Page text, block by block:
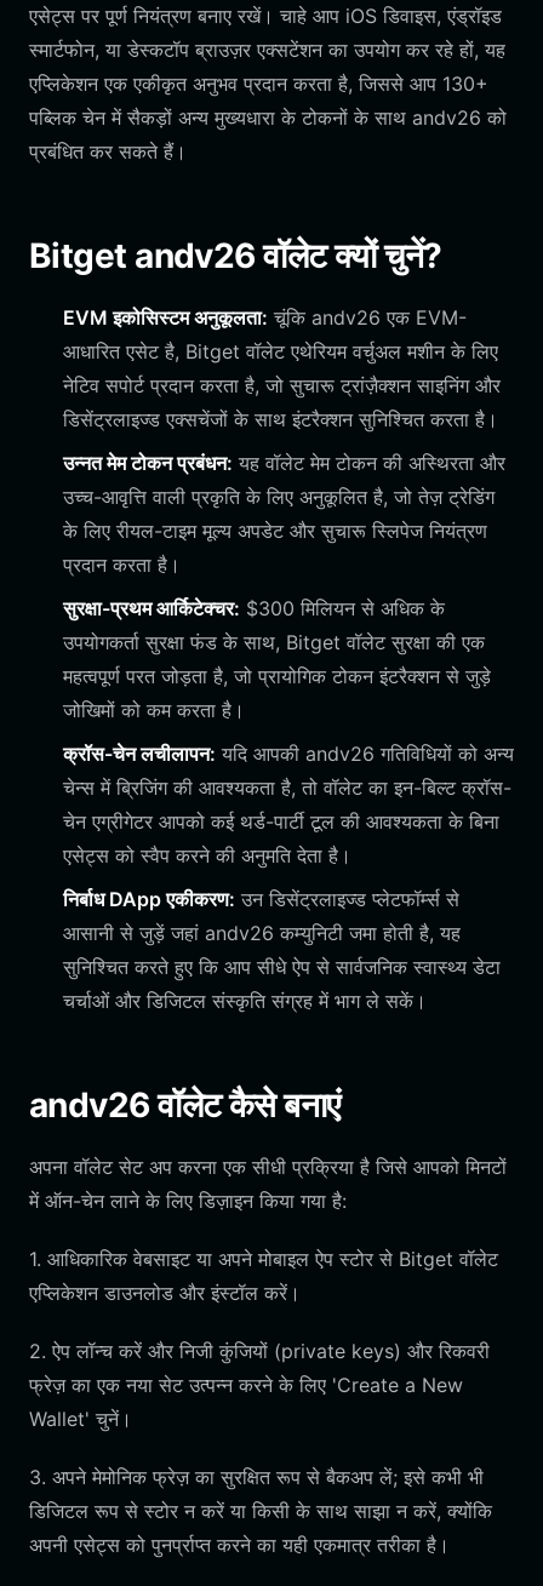
एसेट्स पर पूर्ण नियंत्रण बनाए रखें। चाहे आप iOS डिवाइस, एंड्रॉइड
स्मार्टफोन, या डेस्कटॉप ब्राउज़र एक्सटेंशन का उपयोग कर रहे हों, यह
एप्लिकेशन एक एकीकृत अनुभव प्रदान करता है, जिससे आप 130+
पब्लिक चेन में सैकड़ों अन्य मुख्यधारा के टोकनों के साथ andv26 को
प्रबंधित कर सकते हैं।
Bitget andv26 वॉलेट क्यों चुनें?
EVM इकोसिस्टम अनुकूलता: चूंकि andv26 एक EVM-
आधारित एसेट है, Bitget वॉलेट एथेरियम वर्चुअल मशीन के लिए
नेटिव सपोर्ट प्रदान करता है, जो सुचारू ट्रांज़ैक्शन साइनिंग और
डिसेंट्रलाइज्ड एक्सचेंजों के साथ इंटरैक्शन सुनिश्चित करता है।
उन्नत मेम टोकन प्रबंधन: यह वॉलेट मेम टोकन की अस्थिरता और
उच्च-आवृत्ति वाली प्रकृति के लिए अनुकूलित है, जो तेज़ ट्रेडिंग
के लिए रीयल-टाइम मूल्य अपडेट और सुचारू स्लिपेज नियंत्रण
प्रदान करता है।
सुरक्षा-प्रथम आर्किटेक्चर: $300 मिलियन से अधिक के
उपयोगकर्ता सुरक्षा फंड के साथ, Bitget वॉलेट सुरक्षा की एक
महत्वपूर्ण परत जोड़ता है, जो प्रायोगिक टोकन इंटरैक्शन से जुड़े
जोखिमों को कम करता है।
क्रॉस-चेन लचीलापन: यदि आपकी andv26 गतिविधियों को अन्य
चेन्स में ब्रिजिंग की आवश्यकता है, तो वॉलेट का इन-बिल्ट क्रॉस-
चेन एग्रीगेटर आपको कई थर्ड-पार्टी टूल की आवश्यकता के बिना
एसेट्स को स्वैप करने की अनुमति देता है।
निर्बाध DApp एकीकरण: उन डिसेंट्रलाइज्ड प्लेटफॉर्म्स से
आसानी से जुड़ें जहां andv26 कम्युनिटी जमा होती है, यह
सुनिश्चित करते हुए कि आप सीधे ऐप से सार्वजनिक स्वास्थ्य डेटा
चर्चाओं और डिजिटल संस्कृति संग्रह में भाग ले सकें।
andv26 वॉलेट कैसे बनाएं
अपना वॉलेट सेट अप करना एक सीधी प्रक्रिया है जिसे आपको मिनटों
में ऑन-चेन लाने के लिए डिज़ाइन किया गया है:
1. आधिकारिक वेबसाइट या अपने मोबाइल ऐप स्टोर से Bitget वॉलेट
एप्लिकेशन डाउनलोड और इंस्टॉल करें।
2. ऐप लॉन्च करें और निजी कुंजियों (private keys) और रिकवरी
फ्रेज़ का एक नया सेट उत्पन्न करने के लिए 'Create a New
Wallet' चुनें।
3. अपने मेमोनिक फ्रेज़ का सुरक्षित रूप से बैकअप लें; इसे कभी भी
डिजिटल रूप से स्टोर न करें या किसी के साथ साझा न करें, क्योंकि
अपनी एसेट्स को पुनर्प्राप्त करने का यही एकमात्र तरीका है।